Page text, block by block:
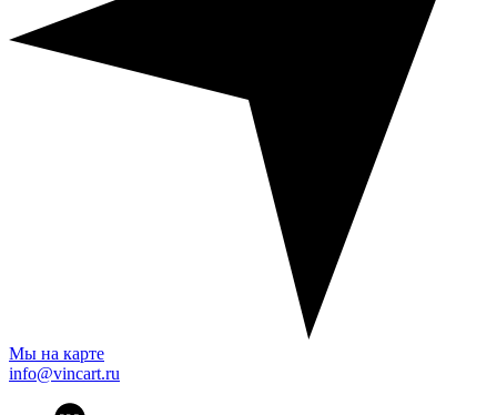
Мы на карте
info@vincart.ru